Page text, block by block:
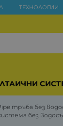
ТЕХНОЛОГИИ
тръба без
система без